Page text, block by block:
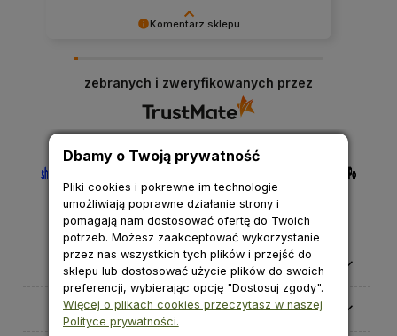
Komentarz sklepu
zebranych i zweryfikowanych przez
Pomoc
Moje konto
Dbamy o Twoją prywatność
Pliki cookies i pokrewne im technologie
umożliwiają poprawne działanie strony i
pomagają nam dostosować ofertę do Twoich
potrzeb. Możesz zaakceptować wykorzystanie
przez nas wszystkich tych plików i przejść do
sklepu lub dostosować użycie plików do swoich
preferencji, wybierając opcję "Dostosuj zgody".
Więcej o plikach cookies przeczytasz w naszej
Polityce prywatności.